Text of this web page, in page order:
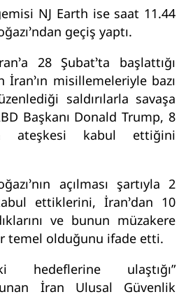
NJ Earth ise saat 11.44
geçiş yaptı.
28 Şubat’ta başlattığı
İran’ın misillemeleriyle bazı
saldırılarla savaşa
Başkanı Donald Trump, 8
ateşkesi kabul ettiğini
açılması şartıyla 2
ettiklerini, İran’dan 10
ve bunun müzakere
temel olduğunu ifade etti.
hedeflerine ulaştığı”
İran Ulusal Güvenlik